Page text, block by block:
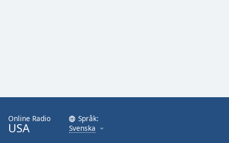
Online Radio
USA
Språk:
Svenska